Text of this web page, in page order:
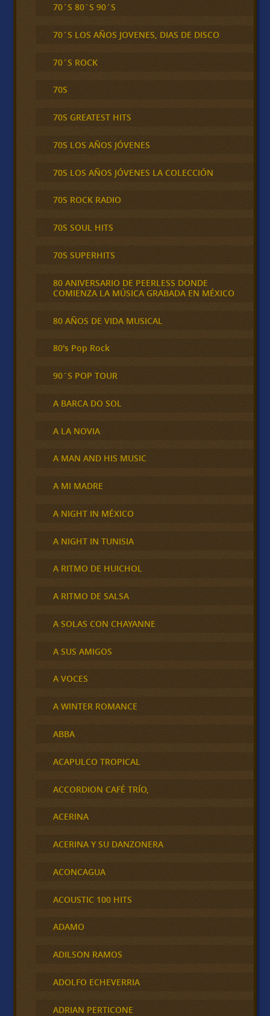
70´S 80´S 90´S
70´S LOS AÑOS JOVENES, DIAS DE DISCO
70´S ROCK
70S
70S GREATEST HITS
70S LOS AÑOS JÓVENES
70S LOS AÑOS JÓVENES LA COLECCIÓN
70S ROCK RADIO
70S SOUL HITS
70S SUPERHITS
80 ANIVERSARIO DE PEERLESS DONDE
COMIENZA LA MÚSICA GRABADA EN MÉXICO
80 AÑOS DE VIDA MUSICAL
80's Pop Rock
90´S POP TOUR
A BARCA DO SOL
A LA NOVIA
A MAN AND HIS MUSIC
A MI MADRE
A NIGHT IN MÉXICO
A NIGHT IN TUNISIA
A RITMO DE HUICHOL
A RITMO DE SALSA
A SOLAS CON CHAYANNE
A SUS AMIGOS
A VOCES
A WINTER ROMANCE
ABBA
ACAPULCO TROPICAL
ACCORDION CAFÉ TRÍO,
ACERINA
ACERINA Y SU DANZONERA
ACONCAGUA
ACOUSTIC 100 HITS
ADAMO
ADILSON RAMOS
ADOLFO ECHEVERRIA
ADRIAN PERTICONE